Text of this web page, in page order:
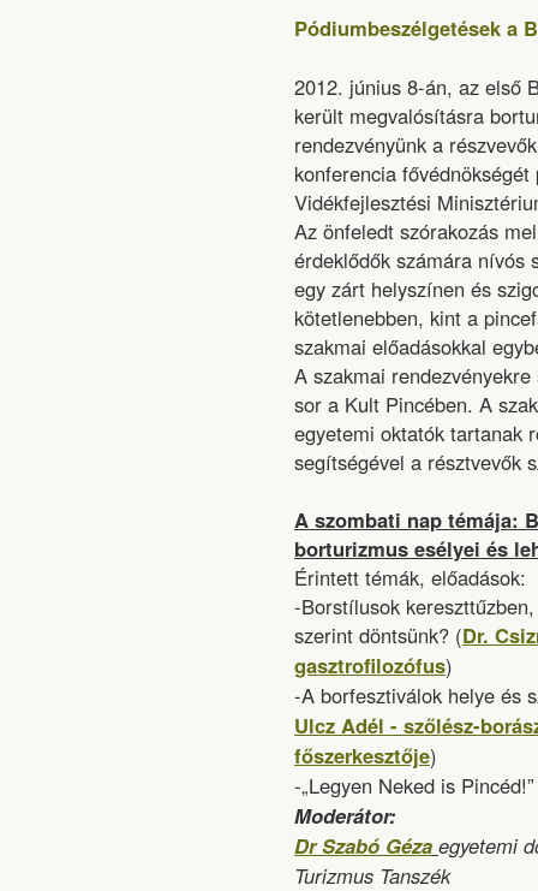
Pódiumbeszélgetések a
2012. június 8-án, az első
került megvalósításra
rendezvényünk a
konferencia
Vidékfejlesztési
Az önfeledt szórakozás
érdeklődők számára nívós
egy zárt helyszínen és
kötetlenebben, kint a
szakmai előadásokkal
A szakmai
sor a Kult Pincében. A
egyetemi oktatók tartanak
segítségével a résztvevők
A szombati nap témája:
borturizmus esélyei és
Érintett témák, előadások:
-Borstílusok
szerint döntsünk? (Dr.
gasztrofilozófus)
-A borfesztiválok helye és
Ulcz Adél - szőlész-
főszerkesztője)
-„Legyen Neked is
Moderátor:
Dr Szabó Géza egyetemi
Turizmus Tanszék